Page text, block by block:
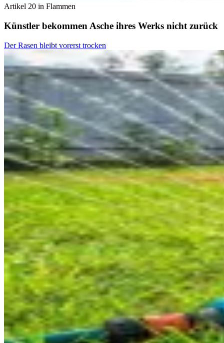
Artikel 20 in Flammen
Künstler bekommen Asche ihres Werks nicht zurück
Der Rasen bleibt vorerst trocken